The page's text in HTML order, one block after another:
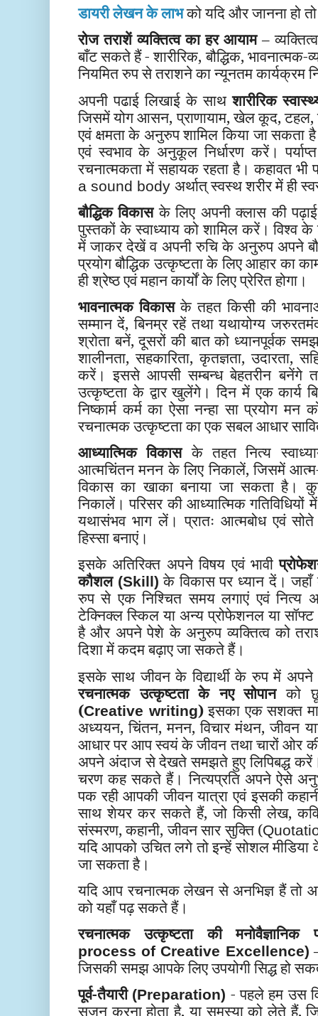
डायरी लेखन के लाभको यदि और जानना हो
रोज तराशें व्यक्तित्व का हर आयाम–
बाँट सकते हैं - शारीरिक, बौद्धिक,
नियमित रुप से तराशने का न्यूनतम कार्यक्रम
अपनी पढाई लिखाई के साथशारीरिक
जिसमें योग आसन, प्राणायाम, खेल कूद,
एवं क्षमता के अनुरुप शामिल किया जा सकता
एवं स्वभाव के अनुकूल निर्धारण करें।
रचनात्मकता में सहायक रहता है। कहावत भी
a sound body अर्थात् स्वस्थ शरीर में ही
बौद्धिक विकासके लिए अपनी क्लास की
पुस्तकों के स्वाध्याय को शामिल करें। विश्व
में जाकर देखें व अपनी रुचि के अनुरुप अपने
प्रयोग बौद्धिक उत्कृष्टता के लिए आहार का
ही श्रेष्ठ एवं महान कार्यों के लिए प्रेरित होगा।
भावनात्मक विकासके तहत किसी की
सम्मान दें, बिनम्र रहें तथा यथायोग्य
श्रोता बनें, दूसरों की बात को ध्यानपूर्वक
शालीनता, सहकारिता, कृतज्ञता, उदारता,
करें। इससे आपसी सम्बन्ध बेहतरीन बनेंगे
उत्कृष्टता के द्वार खुलेंगे। दिन में एक कार्य
निष्कार्म कर्म का ऐसा नन्हा सा प्रयोग
रचनात्मक उत्कृष्टता का एक सबल आधार
आध्यात्मिक विकासके तहत नित्य
आत्मचिंतन मनन के लिए निकालें, जिसमें
विकास का खाका बनाया जा सकता है।
निकालें। परिसर की आध्यात्मिक
यथासंभव भाग लें। प्रातः आत्मबोध एवं सोते
हिस्सा बनाएं।
इसके अतिरिक्त अपने विषय एवं भावी
कौशल (Skill) के विकास पर ध्यान दें। जहाँ
रुप से एक निश्चित समय लगाएं एवं नित्य
टेक्निक्ल स्किल या अन्य प्रोफेशनल या
है और अपने पेशे के अनुरुप व्यक्तित्व को
दिशा में कदम बढ़ाए जा सकते हैं।
इसके साथ जीवन के विद्यार्थी के रुप में
रचनात्मक उत्कृष्टता के नए सोपानको
(Creative writing)इसका एक सशक्त
अध्ययन, चिंतन, मनन, विचार मंथन, जीवन
आधार पर आप स्वयं के जीवन तथा चारों ओर
अपने अंदाज से देखते समझते हुए लिपिबद्ध
चरण कह सकते हैं। नित्यप्रति अपने ऐसे
पक रही आपकी जीवन यात्रा एवं इसकी
साथ शेयर कर सकते हैं, जो किसी लेख,
संस्मरण, कहानी, जीवन सार सुक्ति (
यदि आपको उचित लगे तो इन्हें सोशल मीडिया
जा सकता है।
यदि आप रचनात्मक लेखन से अनभिज्ञ हैं तो
को यहाँ पढ़ सकते हैं।
रचनात्मक उत्कृष्टता की मनोवैज्ञानिक
process of Creative Excellence)
जिसकी समझ आपके लिए उपयोगी सिद्ध हो
पूर्व-तैयारी (Preparation) - पहले हम उस
सृजन करना होता है, या समस्या को लेते हैं,